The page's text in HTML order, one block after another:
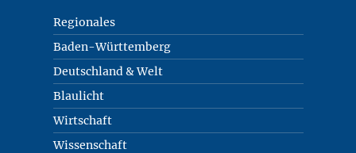
Regionales
Baden-Württemberg
Deutschland & Welt
Blaulicht
Wirtschaft
Wissenschaft